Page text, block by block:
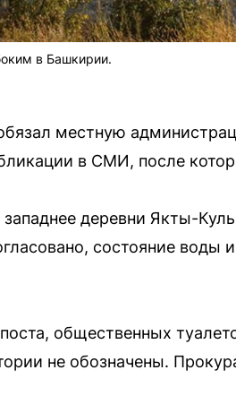
в Башкирии.
местную
в СМИ, после
деревни Якты-
состояние воды
общественных
не обозначены.